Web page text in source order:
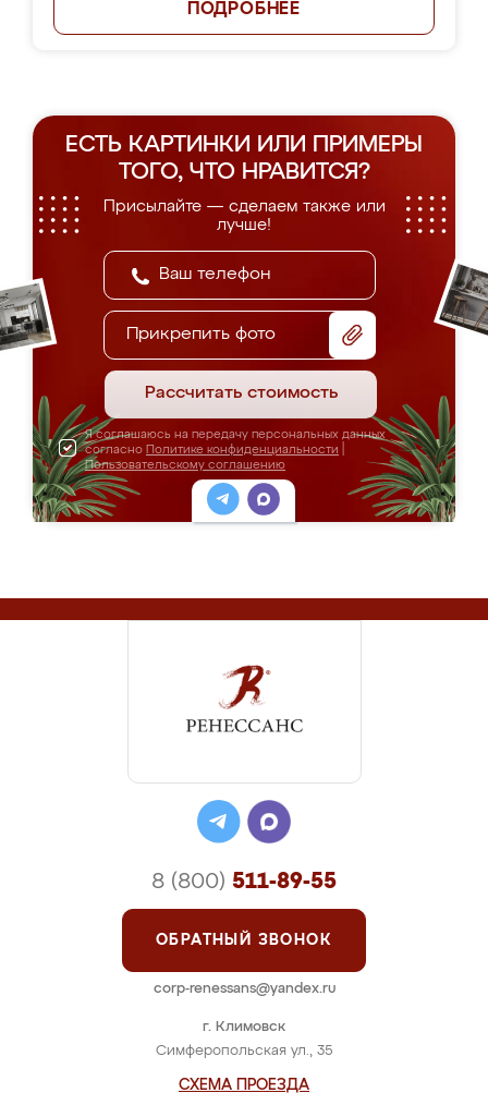
ПОДРОБНЕЕ
ЕСТЬ КАРТИНКИ ИЛИ ПРИМЕРЫ
ТОГО, ЧТО НРАВИТСЯ?
Присылайте — сделаем также или
лучше!
Прикрепить фото
Рассчитать стоимость
Я соглашаюсь на передачу персональных данных
согласно Политике конфиденциальности
Пользовательскому соглашению
г. Климовск
Симферопольская ул., 35
СХЕМА ПРОЕЗДА
8 (800) 511-89-55
ОБРАТНЫЙ ЗВОНОК
corp-renessans@yandex.ru